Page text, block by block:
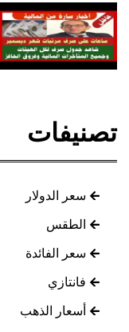
تصنيفات
سعر الدولار
الطقس
سعر الفائدة
فانتازي
أسعار الذهب